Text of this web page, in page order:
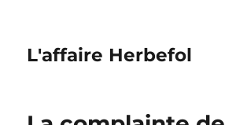
L'affaire Herbefol